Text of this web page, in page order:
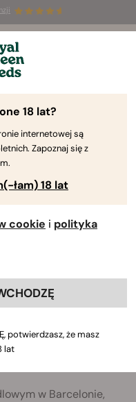
dozwolone zasady
określone poniżej:
2002 r.
SNORKEL SPAIN, SL
Montornès del
w Barcelonie,
18 lat?
internetowej są
Zapoznaj się z
łam) 18 lat
cookie i polityka
potwierdzasz, że masz
lat